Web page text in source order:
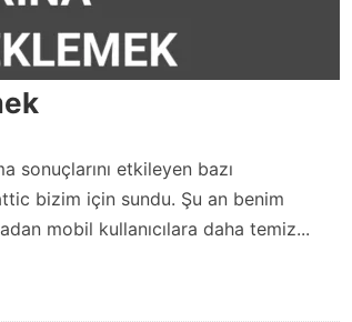
sonuçlarını etkileyen bazı
bizim için sundu. Şu an benim
mobil kullanıcılara daha temiz...